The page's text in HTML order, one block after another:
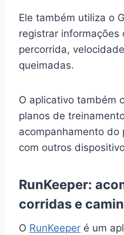
Ele também utiliza o
registrar informações
percorrida,
queimadas.
O aplicativo também
planos de
acompanhamento do
com outros
RunKeeper:
corridas e
O RunKeeper é um